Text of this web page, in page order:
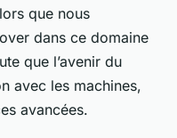
que nous
dans ce domaine
que l’avenir du
avec les machines,
avancées.